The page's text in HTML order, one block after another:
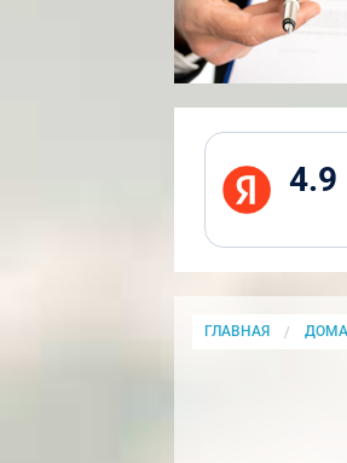
4.9
ГЛАВНАЯ ДОМА